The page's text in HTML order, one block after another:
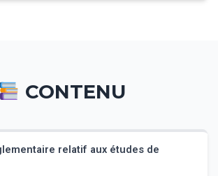
CONTENU
relatif aux études de